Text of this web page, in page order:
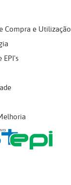
Compra e Utilização
EPI's